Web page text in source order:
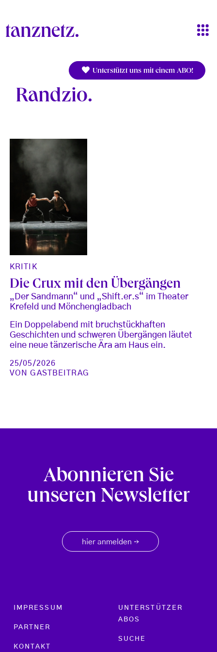
Unterstützt uns mit einem ABO!
Randzio
KRITIK
Die Crux mit den Übergängen
„Der Sandmann“ und „Shift.er.s“ im Theater
Krefeld und Mönchengladbach
Ein Doppelabend mit bruchstückhaften
Geschichten und schweren Übergängen läutet
eine neue tänzerische Ära am Haus ein.
25/05/2026
VONGASTBEITRAG
Abonnieren Sie
unseren Newsletter
hier anmelden →
Footer menu
IMPRESSUM
PARTNER
KONTAKT
UNTERSTÜTZER
ABOS
SUCHE